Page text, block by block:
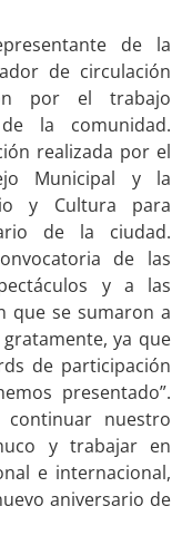
de la
de circulación
por el trabajo
la comunidad.
realizada por el
Municipal y la
y Cultura para
de la ciudad.
de las
y a las
que se sumaron a
ya que
de participación
presentado”.
continuar nuestro
y trabajar en
e internacional,
aniversario de